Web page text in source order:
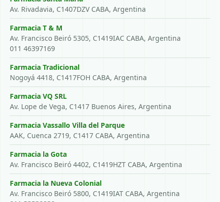
Av. Rivadavia, C1407DZV CABA, Argentina
Farmacia T & M
Av. Francisco Beiró 5305, C1419IAC CABA, Argentina
011 46397169
Farmacia Tradicional
Nogoyá 4418, C1417FOH CABA, Argentina
Farmacia VQ SRL
Av. Lope de Vega, C1417 Buenos Aires, Argentina
Farmacia Vassallo Villa del Parque
AAK, Cuenca 2719, C1417 CABA, Argentina
Farmacia la Gota
Av. Francisco Beiró 4402, C1419HZT CABA, Argentina
Farmacia la Nueva Colonial
Av. Francisco Beiró 5800, C1419IAT CABA, Argentina